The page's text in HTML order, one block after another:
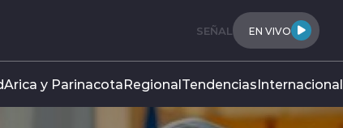
SEÑAL EN VIVO
Arica y ParinacotaRegionalTendenciasInternacional